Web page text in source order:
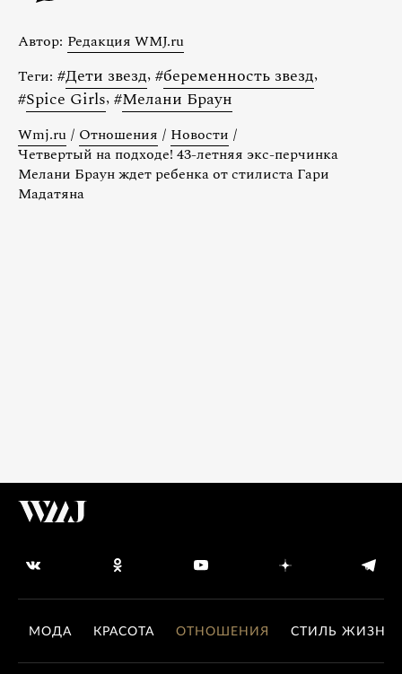
Автор: Редакция WMJ.ru
Теги: #Дети звезд, #беременность звезд,
#Spice Girls, #Мелани Браун
Wmj.ru / Отношения / Новости /
Четвертый на подходе! 43-летняя экс-перчинка
Мелани Браун ждет ребенка от стилиста Гари
Мадатяна
МОДА КРАСОТА ОТНОШЕНИЯ СТИЛЬ ЖИЗНИ